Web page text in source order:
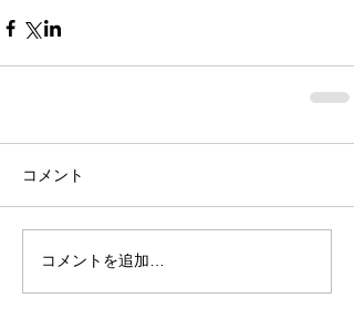
コメント
コメントを追加…